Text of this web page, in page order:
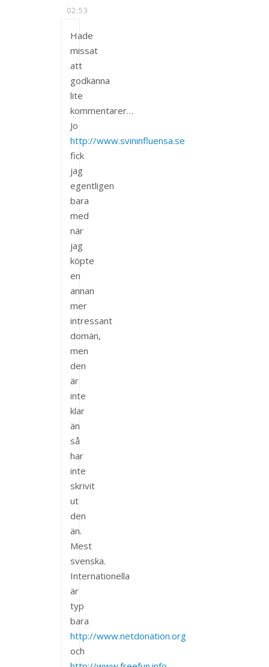
02:53
Hade
missat
att
godkänna
lite
kommentarer…
Jo
http://www.svininfluensa.se
fick
jag
egentligen
bara
med
när
jag
köpte
en
annan
mer
intressant
domän,
men
den
är
inte
klar
än
så
har
inte
skrivit
ut
den
än.
Mest
svenska.
Internationella
är
typ
bara
http://www.netdonation.org
och